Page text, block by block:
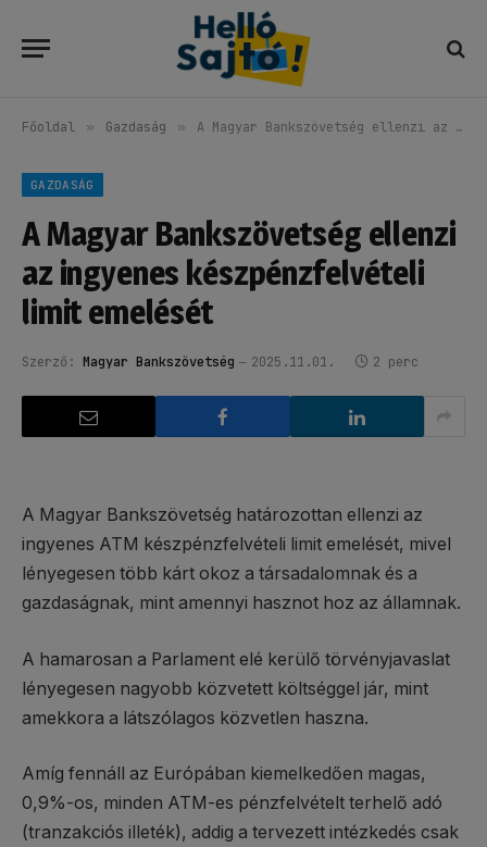
Főoldal » Gazdaság » A Magyar Bankszövetség ellenzi az ingyenes készpénzfelvételi limit emelését
GAZDASÁG
A Magyar Bankszövetség ellenzi
az ingyenes készpénzfelvételi
limit emelését
Szerző: Magyar Bankszövetség 2025.11.01. 2 perc
A Magyar Bankszövetség határozottan ellenzi az
ingyenes ATM készpénzfelvételi limit emelését, mivel
lényegesen több kárt okoz a társadalomnak és a
gazdaságnak, mint amennyi hasznot hoz az államnak.
A hamarosan a Parlament elé kerülő törvényjavaslat
lényegesen nagyobb közvetett költséggel jár, mint
amekkora a látszólagos közvetlen haszna.
Amíg fennáll az Európában kiemelkedően magas,
0,9%-os, minden ATM-es pénzfelvételt terhelő adó
(tranzakciós illeték), addig a tervezett intézkedés csak